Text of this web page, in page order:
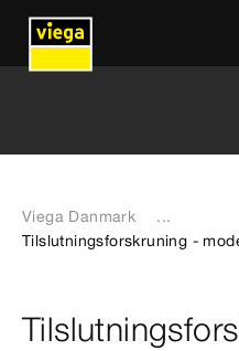
Viega Danmark
...
Tilslutningsforskruning -